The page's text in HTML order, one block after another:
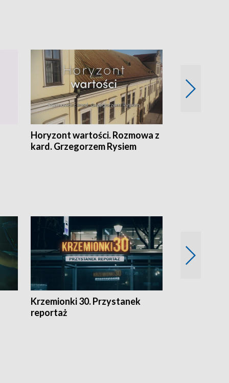
Horyzont wartości. Rozmowa z
kard. Grzegorzem Rysiem
Krzemionki 30. Przystanek
reportaż